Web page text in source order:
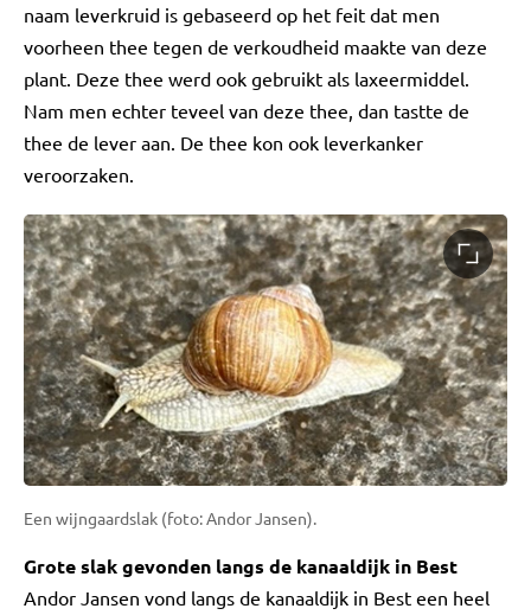
naam leverkruid is gebaseerd op het feit dat men
voorheen thee tegen de verkoudheid maakte van deze
plant. Deze thee werd ook gebruikt als laxeermiddel.
Nam men echter teveel van deze thee, dan tastte de
thee de lever aan. De thee kon ook leverkanker
veroorzaken.
Een wijngaardslak (foto: Andor Jansen).
Grote slak gevonden langs de kanaaldijk in Best
Andor Jansen vond langs de kanaaldijk in Best een heel